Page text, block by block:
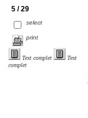
5 / 29
select
print
Text complet
Text
complet